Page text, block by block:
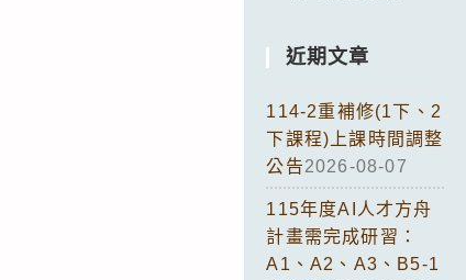
近期文章
114-2重補修(1下、2
下課程)上課時間調整
公告2026-08-07
115年度AI人才方舟
計畫需完成研習：
A1、A2、A3、B5-1